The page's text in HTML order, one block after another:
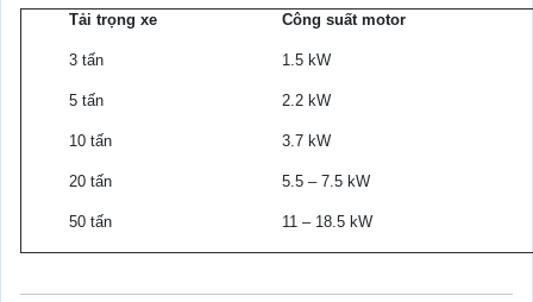
Tải trọng xe Công suất motor
3 tấn 1.5 kW
5 tấn 2.2 kW
10 tấn 3.7 kW
20 tấn 5.5 – 7.5 kW
50 tấn 11 – 18.5 kW